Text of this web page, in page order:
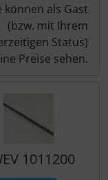
können als Gast
(bzw. mit Ihrem
Status)
Preise sehen.
1011200